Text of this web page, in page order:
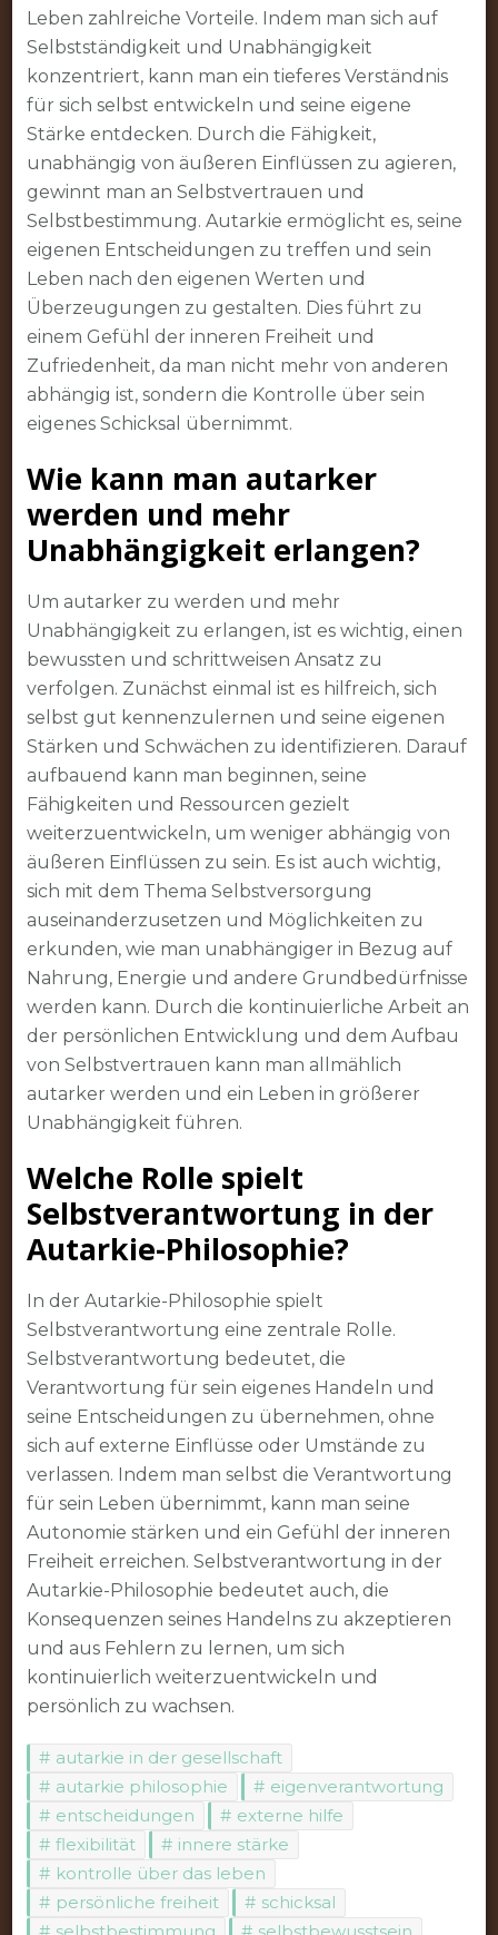
Leben zahlreiche Vorteile. Indem man sich auf
Selbstständigkeit und Unabhängigkeit
konzentriert, kann man ein tieferes Verständnis
für sich selbst entwickeln und seine eigene
Stärke entdecken. Durch die Fähigkeit,
unabhängig von äußeren Einflüssen zu agieren,
gewinnt man an Selbstvertrauen und
Selbstbestimmung. Autarkie ermöglicht es, seine
eigenen Entscheidungen zu treffen und sein
Leben nach den eigenen Werten und
Überzeugungen zu gestalten. Dies führt zu
einem Gefühl der inneren Freiheit und
Zufriedenheit, da man nicht mehr von anderen
abhängig ist, sondern die Kontrolle über sein
eigenes Schicksal übernimmt.
Wie kann man autarker
werden und mehr
Unabhängigkeit erlangen?
Um autarker zu werden und mehr
Unabhängigkeit zu erlangen, ist es wichtig, einen
bewussten und schrittweisen Ansatz zu
verfolgen. Zunächst einmal ist es hilfreich, sich
selbst gut kennenzulernen und seine eigenen
Stärken und Schwächen zu identifizieren. Darauf
aufbauend kann man beginnen, seine
Fähigkeiten und Ressourcen gezielt
weiterzuentwickeln, um weniger abhängig von
äußeren Einflüssen zu sein. Es ist auch wichtig,
sich mit dem Thema Selbstversorgung
auseinanderzusetzen und Möglichkeiten zu
erkunden, wie man unabhängiger in Bezug auf
Nahrung, Energie und andere Grundbedürfnisse
werden kann. Durch die kontinuierliche Arbeit an
der persönlichen Entwicklung und dem Aufbau
von Selbstvertrauen kann man allmählich
autarker werden und ein Leben in größerer
Unabhängigkeit führen.
Welche Rolle spielt
Selbstverantwortung in der
Autarkie-Philosophie?
In der Autarkie-Philosophie spielt
Selbstverantwortung eine zentrale Rolle.
Selbstverantwortung bedeutet, die
Verantwortung für sein eigenes Handeln und
seine Entscheidungen zu übernehmen, ohne
sich auf externe Einflüsse oder Umstände zu
verlassen. Indem man selbst die Verantwortung
für sein Leben übernimmt, kann man seine
Autonomie stärken und ein Gefühl der inneren
Freiheit erreichen. Selbstverantwortung in der
Autarkie-Philosophie bedeutet auch, die
Konsequenzen seines Handelns zu akzeptieren
und aus Fehlern zu lernen, um sich
kontinuierlich weiterzuentwickeln und
persönlich zu wachsen.
autarkie in der gesellschaft
autarkie philosophie
eigenverantwortung
entscheidungen
externe hilfe
flexibilität
innere stärke
kontrolle über das leben
persönliche freiheit
schicksal
selbstbestimmung
selbstbewusstsein